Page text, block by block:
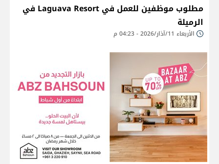
مطلوب موظفين للعمل في Laguava Resort في
الرميلة
الأربعاء 11/آذار/2026 - 04:23 م